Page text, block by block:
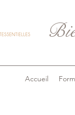
Accueil